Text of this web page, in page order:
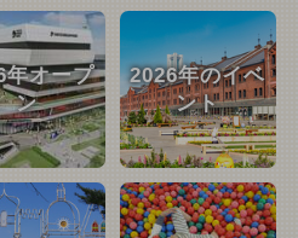
年オープ
ン
2026年のイベ
ント